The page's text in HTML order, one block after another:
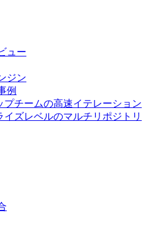
ュー
ジン
例
プチームの高速イテレーション
ズレベルのマルチリポジトリ